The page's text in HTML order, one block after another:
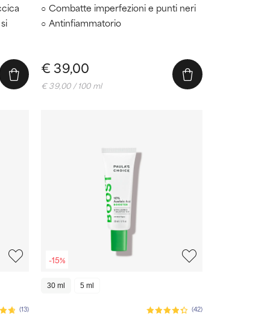
Combatte imperfezioni e punti neri
Antinfiammatorio
€ 39,00
€ 39,00 / 100 ml
(13)
-15%
30 ml 5 ml
(42)